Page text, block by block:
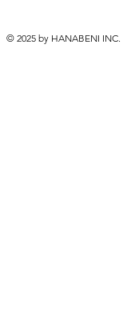
© 2025 by HANABENI INC.